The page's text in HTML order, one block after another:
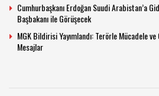
Cumhurbaşkanı Erdoğan Suudi Arabistan’a
Başbakanı ile Görüşecek
MGK Bildirisi Yayımlandı: Terörle Mücadele
Mesajlar